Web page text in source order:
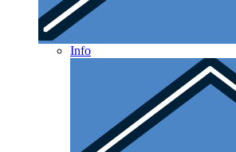
Info